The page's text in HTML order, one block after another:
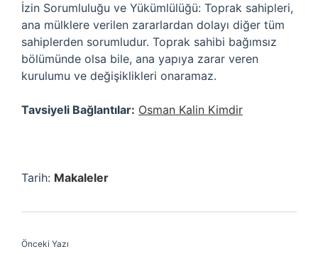
İzin Sorumluluğu ve Yükümlülüğü: Toprak sahipleri,
ana mülklere verilen zararlardan dolayı diğer tüm
sahiplerden sorumludur. Toprak sahibi bağımsız
bölümünde olsa bile, ana yapıya zarar veren
kurulumu ve değişiklikleri onaramaz.
Tavsiyeli Bağlantılar: Osman Kalin Kimdir
Tarih: Makaleler
Önceki Yazı